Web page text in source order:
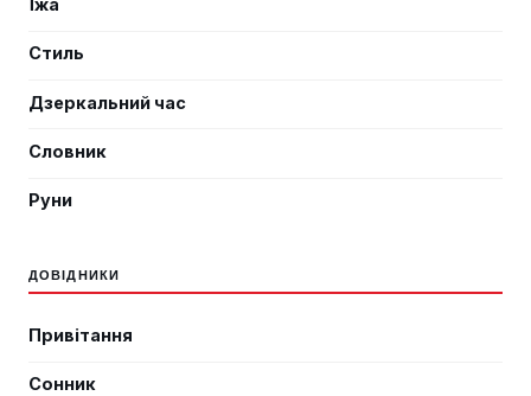
Стиль
Дзеркальний час
Словник
Руни
ДОВІДНИКИ
Привітання
Сонник